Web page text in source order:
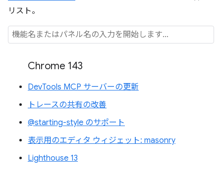
リスト。
Chrome 143
DevTools MCP サーバーの更新
トレースの共有の改善
@starting-style のサポート
表示用のエディタ ウィジェット: masonry
Lighthouse 13